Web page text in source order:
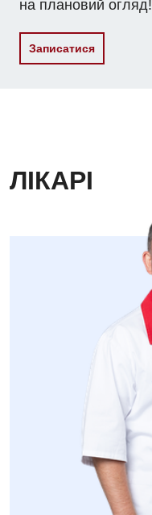
на плановий огляд!
Записатися
ЛІКАРІ